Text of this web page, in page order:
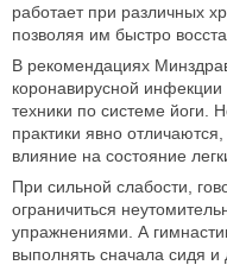
работает при различных
позволяя им быстро
В рекомендациях
коронавирусной
техники по системе йоги.
практики явно
влияние на состояние
При сильной слабости,
ограничиться
упражнениями. А
выполнять сначала сидя